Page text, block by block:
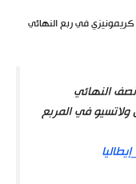
كريمونيزي في ربع النهائي
النهائي
ولاتسيو في المربع